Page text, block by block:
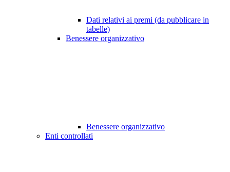
Dati relativi ai premi (da pubblicare in
tabelle)
Benessere organizzativo
Benessere organizzativo
Enti controllati